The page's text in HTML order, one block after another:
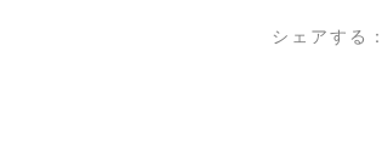
シェアする：